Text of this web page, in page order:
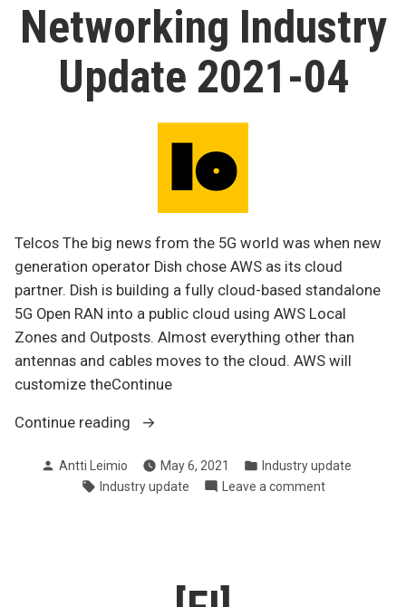
Networking Industry
Update 2021-04
Telcos The big news from the 5G world was when new
generation operator Dish chose AWS as its cloud
partner. Dish is building a fully cloud-based standalone
5G Open RAN into a public cloud using AWS Local
Zones and Outposts. Almost everything other than
antennas and cables moves to the cloud. AWS will
customize theContinue
Continue reading
“Networking
Update
2021-
Posted
Antti Leimio May 6, 2021
Posted
in
Industry update
Tags:
Industry update Leave a commenton